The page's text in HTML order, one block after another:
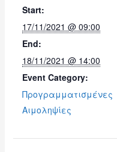
Start:
17/11/2021 @ 09:00
End:
18/11/2021 @ 14:00
Event Category:
Προγραμματισμένες
Αιμοληψίες